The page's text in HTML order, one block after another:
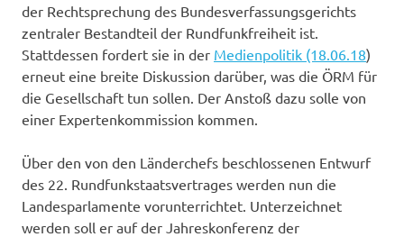
der Rechtsprechung des Bundesverfassungsgerichts
zentraler Bestandteil der Rundfunkfreiheit ist.
Stattdessen fordert sie in der Medienpolitik (18.06.18)
erneut eine breite Diskussion darüber, was die ÖRM für
die Gesellschaft tun sollen. Der Anstoß dazu solle von
einer Expertenkommission kommen.
Über den von den Länderchefs beschlossenen Entwurf
des 22. Rundfunkstaatsvertrages werden nun die
Landesparlamente vorunterrichtet. Unterzeichnet
werden soll er auf der Jahreskonferenz der